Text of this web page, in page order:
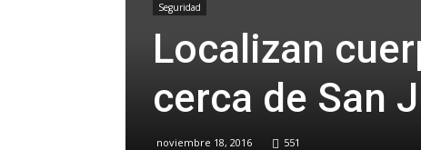
Seguridad
Localizan
cerca de San
noviembre 18, 2016 551